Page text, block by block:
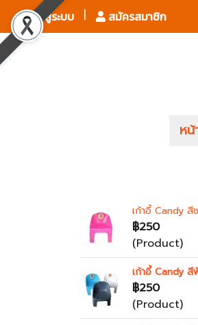
เข้าสู่ระบบ สมัครสมาชิก
หน้
เก้าอี้ Candy
฿250
(Product)
เก้าอี้ Candy
฿250
(Product)